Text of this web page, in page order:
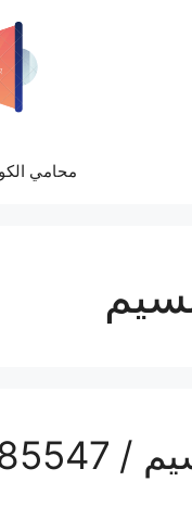
محامي